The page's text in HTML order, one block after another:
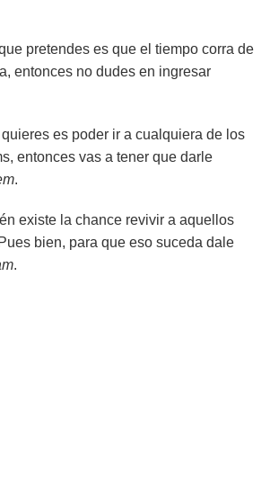
pretendes es que el tiempo corra de
entonces no dudes en ingresar
es poder ir a cualquiera de los
entonces vas a tener que darle
.
existe la chance revivir a aquellos
bien, para que eso suceda dale
.